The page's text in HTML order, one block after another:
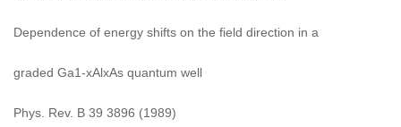
Dependence of energy shifts on the field direction in a
graded Ga1-xAlxAs quantum well
Phys. Rev. B 39 3896 (1989)